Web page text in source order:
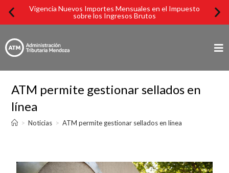
Vigencia Nuevos Importes Mensuales en el Impuesto
sobre los Ingresos Brutos
ATM permite gestionar sellados en
línea
> Noticias > ATM permite gestionar sellados en línea